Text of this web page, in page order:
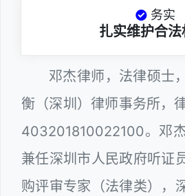
务实
扎实维护合
邓杰律师，法律硕士
衡（深圳）律师事务所，
403201810022100。邓
兼任深圳市人民政府听证
购评审专家（法律类），